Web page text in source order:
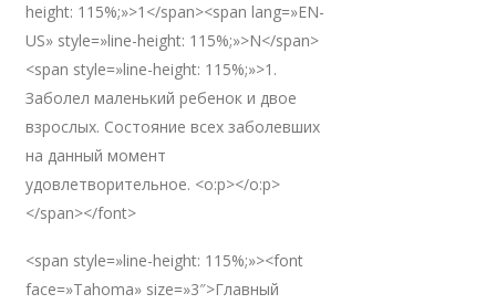
height: 115%;»>1</span><span lang=»EN-
US» style=»line-height: 115%;»>N</span>
<span style=»line-height: 115%;»>1.
Заболел маленький ребенок и двое
взрослых. Состояние всех заболевших
на данный момент
удовлетворительное. <o:p></o:p>
</span></font>
<span style=»line-height: 115%;»><font
face=»Tahoma» size=»3″>Главный